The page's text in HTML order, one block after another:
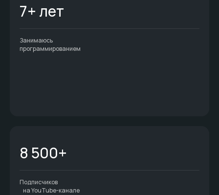
7+ лет
Занимаюсь
программированием
8 500+
Подписчиков
на YouTube-канале